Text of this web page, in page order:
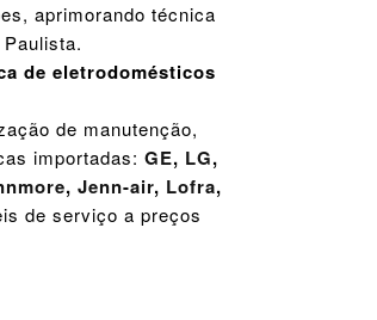
aprimorando técnica
de eletrodomésticos
de manutenção,
importadas: GE, LG,
, Jenn-air, Lofra,
de serviço a preços